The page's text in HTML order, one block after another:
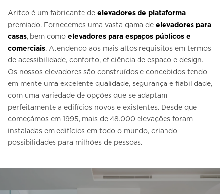
Aritco é um fabricante de elevadores de plataforma
premiado. Fornecemos uma vasta gama de elevadores para
casas, bem como elevadores para espaços públicos e
comerciais. Atendendo aos mais altos requisitos em termos
de acessibilidade, conforto, eficiência de espaço e design.
Os nossos elevadores são construídos e concebidos tendo
em mente uma excelente qualidade, segurança e fiabilidade,
com uma variedade de opções que se adaptam
perfeitamente a edifícios novos e existentes. Desde que
começámos em 1995, mais de 48.000 elevações foram
instaladas em edifícios em todo o mundo, criando
possibilidades para milhões de pessoas.